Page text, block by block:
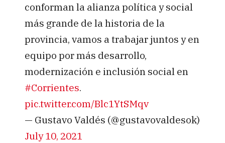
conforman la alianza política y social
más grande de la historia de la
provincia, vamos a trabajar juntos y en
equipo por más desarrollo,
modernización e inclusión social en
#Corrientes.
pic.twitter.com/Blc1YtSMqv
— Gustavo Valdés (@gustavovaldesok)
July 10, 2021